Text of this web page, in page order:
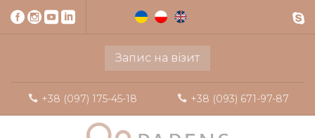
Запис на візит
+38 (097) 175-45-18 +38 (093) 671-97-87